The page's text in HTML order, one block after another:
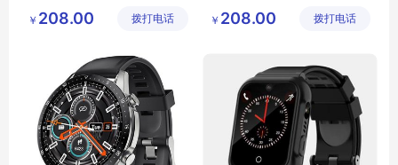
4G智能手表
运动手环
有限公司
￥ 208.00 拨打电话
SOS手环
有限公司
￥ 208.00 拨打电话